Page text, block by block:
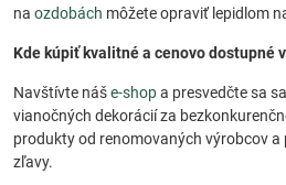
na ozdobách môžete opraviť lepidlom
Kde kúpiť kvalitné a cenovo dostupné
Navštívte náše-shopa presvedčte sa
vianočných dekorácií za
produkty od renomovaných výrobcov a
zľavy.